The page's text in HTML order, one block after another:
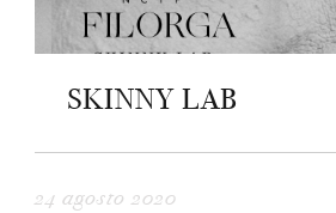
SKINNY LAB
24 agosto 2020